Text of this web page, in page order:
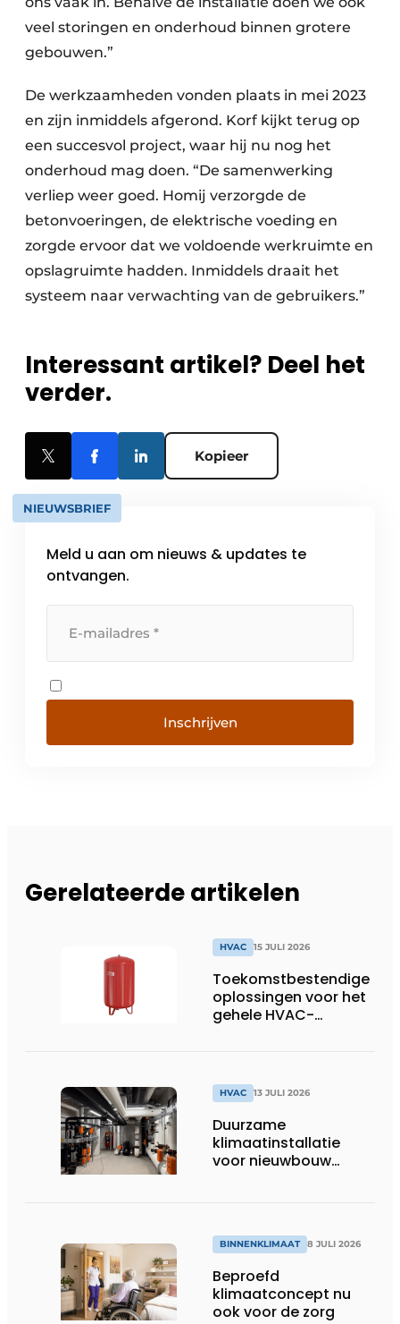
veel storingen en onderhoud binnen grotere
gebouwen.”
De werkzaamheden vonden plaats in mei 2023
en zijn inmiddels afgerond. Korf kijkt terug op
een succesvol project, waar hij nu nog het
onderhoud mag doen. “De samenwerking
verliep weer goed. Homij verzorgde de
betonvoeringen, de elektrische voeding en
zorgde ervoor dat we voldoende werkruimte en
opslagruimte hadden. Inmiddels draait het
systeem naar verwachting van de gebruikers.”
Interessant artikel? Deel het
verder.
Kopieer
NIEUWSBRIEF
Meld u aan om nieuws & updates te
ontvangen.
Inschrijven
Gerelateerde artikelen
HVAC 15 JULI 2026
Toekomstbestendige
oplossingen voor het
gehele HVAC-
HVAC 13 JULI 2026
Duurzame
klimaatinstallatie
voor nieuwbouw
BINNENKLIMAAT 8 JULI 2026
Beproefd
klimaatconcept nu
ook voor de zorg